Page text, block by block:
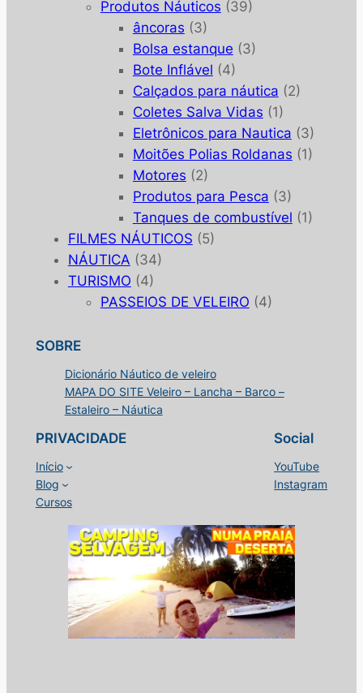
Produtos Náuticos (39)
âncoras (3)
Bolsa estanque (3)
Bote Inflável (4)
Calçados para náutica (2)
Coletes Salva Vidas (1)
Eletrônicos para Nautica (3)
Moitões Polias Roldanas (1)
Motores (2)
Produtos para Pesca (3)
Tanques de combustível (1)
FILMES NÁUTICOS (5)
NÁUTICA (34)
TURISMO (4)
PASSEIOS DE VELEIRO (4)
SOBRE
Dicionário Náutico de veleiro
MAPA DO SITE Veleiro – Lancha – Barco –
Estaleiro – Náutica
PRIVACIDADE
Início
Blog
Cursos
Social
YouTube
Instagram